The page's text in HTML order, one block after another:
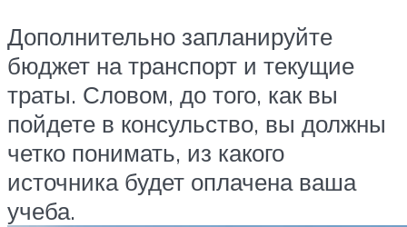
Дополнительно запланируйте
бюджет на транспорт и текущие
траты. Словом, до того, как вы
пойдете в консульство, вы должны
четко понимать, из какого
источника будет оплачена ваша
учеба.